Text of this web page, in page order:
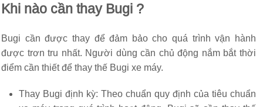
Khi nào cần thay Bugi ?
Bugi cần được thay để đảm bảo cho quá trình vận hành
được trơn tru nhất. Người dùng cần chủ động nắm bắt thời
điểm cần thiết để thay thế Bugi xe máy.
Thay Bugi định kỳ: Theo chuẩn quy định của tiêu chuẩn